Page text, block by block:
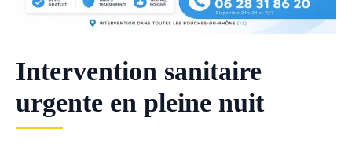
Intervention sanitaire
urgente en pleine nuit